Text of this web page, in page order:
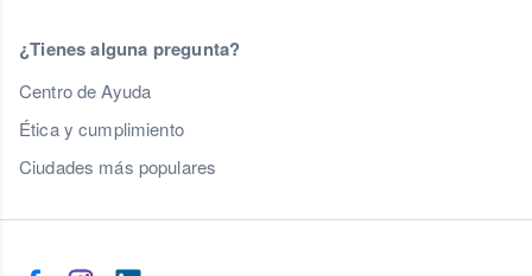
¿Tienes alguna pregunta?
Centro de Ayuda
Ética y cumplimiento
Ciudades más populares